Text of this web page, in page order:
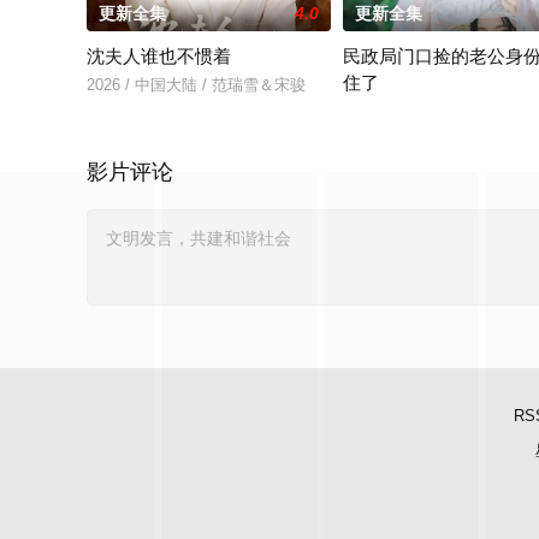
更新全集 4.0
沈夫人谁也不惯着
2026 / 中国大陆 / 范瑞雪＆宋骏
更新全集
民政局门口捡的老公身
住了
影片评论